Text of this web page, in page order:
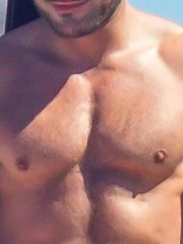
en Un asunto Familiar pero los fans no
WhatsappFacebook
X